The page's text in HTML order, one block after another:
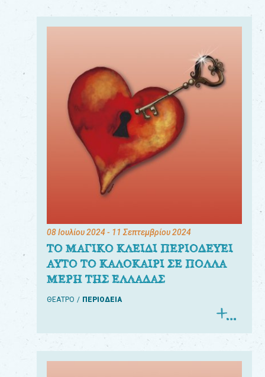
08 Ιουλίου 2024- 11 Σεπτεμβρίου 2024
ΤΟ ΜΑΓΙΚΟ ΚΛΕΙΔΙ ΠΕΡΙΟΔΕΥΕΙ
ΑΥΤΟ ΤΟ ΚΑΛΟΚΑΙΡΙ ΣΕ ΠΟΛΛΑ
ΜΕΡΗ ΤΗΣ ΕΛΛΑΔΑΣ
ΘΕΑΤΡΟ ΠΕΡΙΟΔΕΙΑ